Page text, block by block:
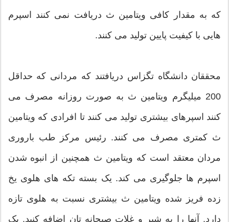
که به مقدار کافی ویتامین ث دریافت نمی کنند اسپرم
هایی با کیفیت پایین تولید می کنند.
محققان دانشگاه تگزاس دریافتند که مردانی که حداقل
200 میلیگرم ویتامین ث به صورت روزانه مصرف می
کنند اسپرهای بیشتری تولید می کنند تا افرادی که ویتامین
ث کمتری مصرف می کنند. رئیس مرکز طب باروری
مردان معتقد است که ویتامین ث همچنین از انبوه شدن
اسپرم ها جلوگیری می کند. یک بسته تکه های هلوی یخ
زده فریز شده ویتامین ث بیشتری نسبت به هلوی تازه
دارد. آنها را یه شیر و غلات صبحانه تان اضافه کنید. یک